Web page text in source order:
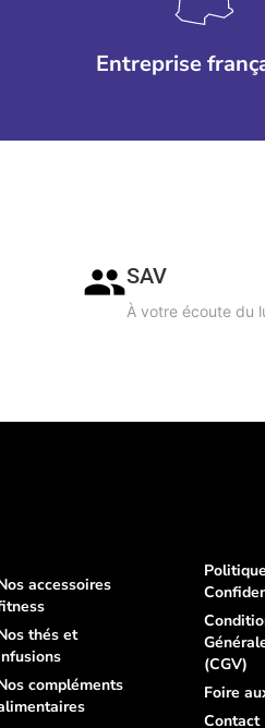
Entreprise
SAV
À votre écoute du
accessoires
thés et
compléments
(CGV)
Foire
Contact